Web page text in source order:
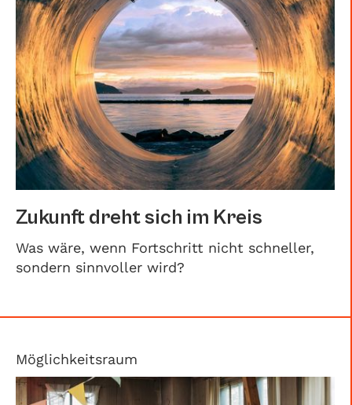
Zukunft dreht sich im Kreis
Was wäre, wenn Fortschritt nicht schneller,
sondern sinnvoller wird?
Möglichkeitsraum